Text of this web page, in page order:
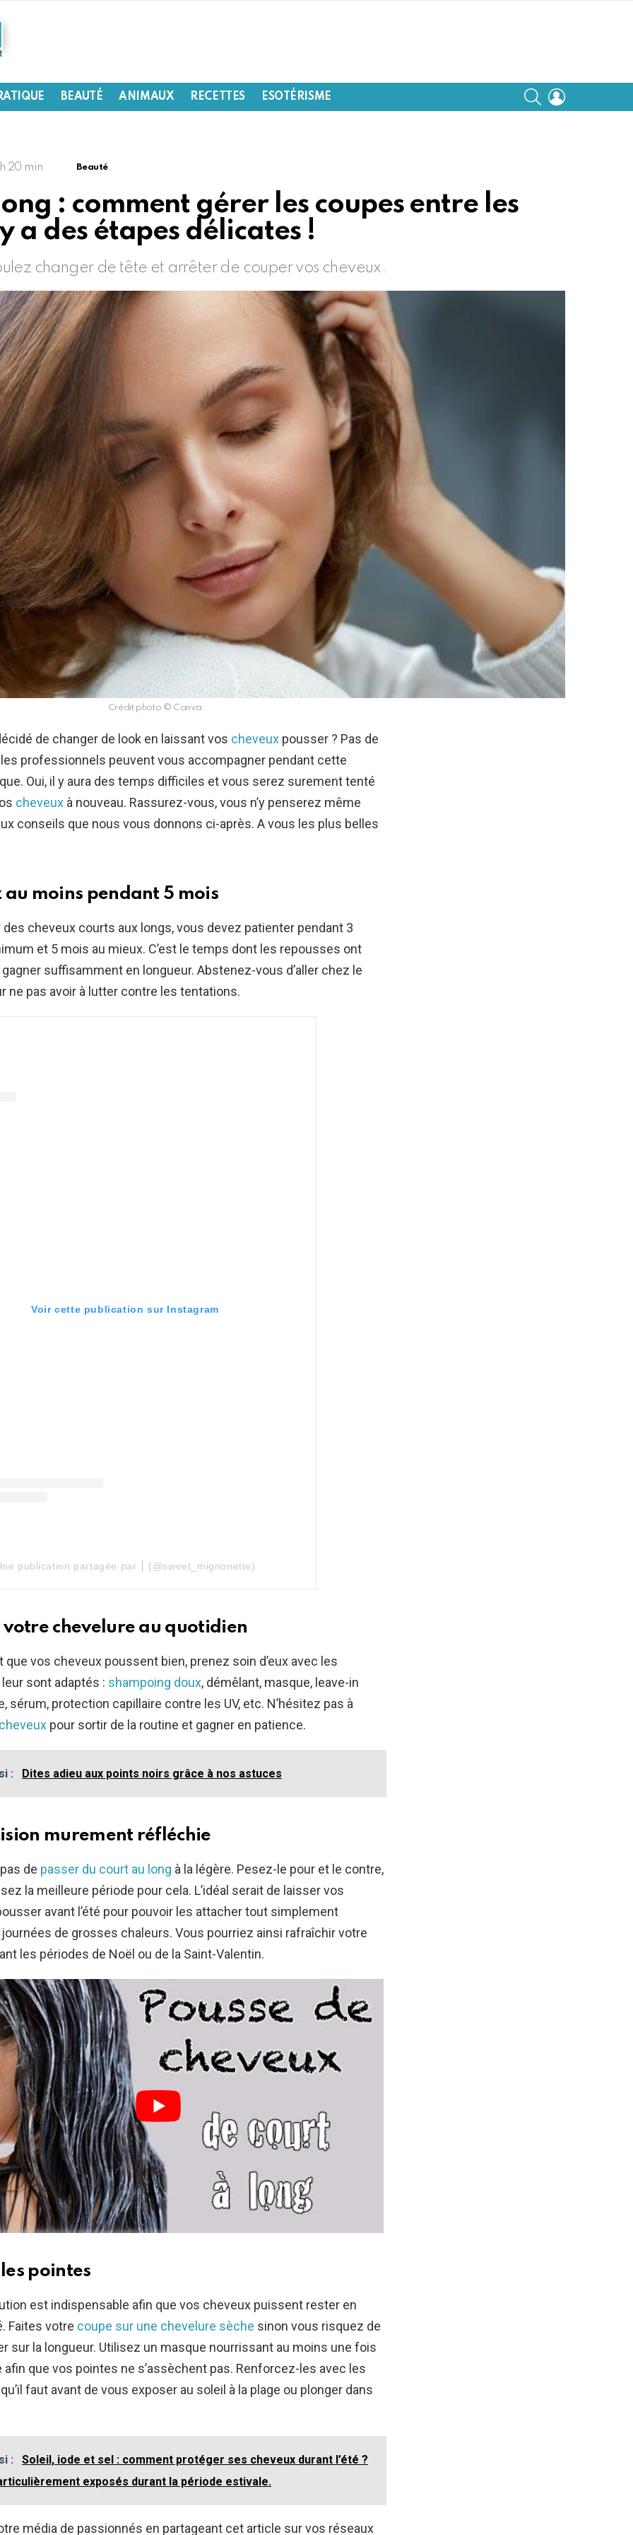
BEAUTÉ ANIMAUX RECETTES ESOTÉRISME
SEARCH
20 min Beauté
: comment gérer les coupes entre les
a des étapes délicates !
changer de tête et arrêter de couper vos cheveux.
Crédit photo © Canva
de changer de look en laissant vos cheveux pousser ? Pas de
professionnels peuvent vous accompagner pendant cette
Oui, il y aura des temps difficiles et vous serez surement tenté
cheveux à nouveau. Rassurez-vous, vous n’y penserez même
conseils que nous vous donnons ci-après. A vous les plus belles
au moins pendant 5 mois
des cheveux courts aux longs, vous devez patienter pendant 3
et 5 mois au mieux. C’est le temps dont les repousses ont
suffisamment en longueur. Abstenez-vous d’aller chez le
ne pas avoir à lutter contre les tentations.
Voir cette publication sur Instagram
publication partagée par ⎮ (@sweet_mignonette)
votre chevelure au quotidien
que vos cheveux poussent bien, prenez soin d’eux avec les
sont adaptés : shampoing doux, démêlant, masque, leave-in
sérum, protection capillaire contre les UV, etc. N’hésitez pas à
pour sortir de la routine et gagner en patience.
: Dites adieu aux points noirs grâce à nos astuces
murement réfléchie
de passer du court au long à la légère. Pesez-le pour et le contre,
la meilleure période pour cela. L’idéal serait de laisser vos
avant l’été pour pouvoir les attacher tout simplement
de grosses chaleurs. Vous pourriez ainsi rafraîchir votre
les périodes de Noël ou de la Saint-Valentin.
pointes
est indispensable afin que vos cheveux puissent rester en
Faites votre coupe sur une chevelure sèche sinon vous risquez de
sur la longueur. Utilisez un masque nourrissant au moins une fois
afin que vos pointes ne s’assèchent pas. Renforcez-les avec les
faut avant de vous exposer au soleil à la plage ou plonger dans
:
Soleil, iode et sel : comment protéger ses cheveux durant l’été ?
exposés durant la période estivale.
média de passionnés en partageant cet article sur vos réseaux